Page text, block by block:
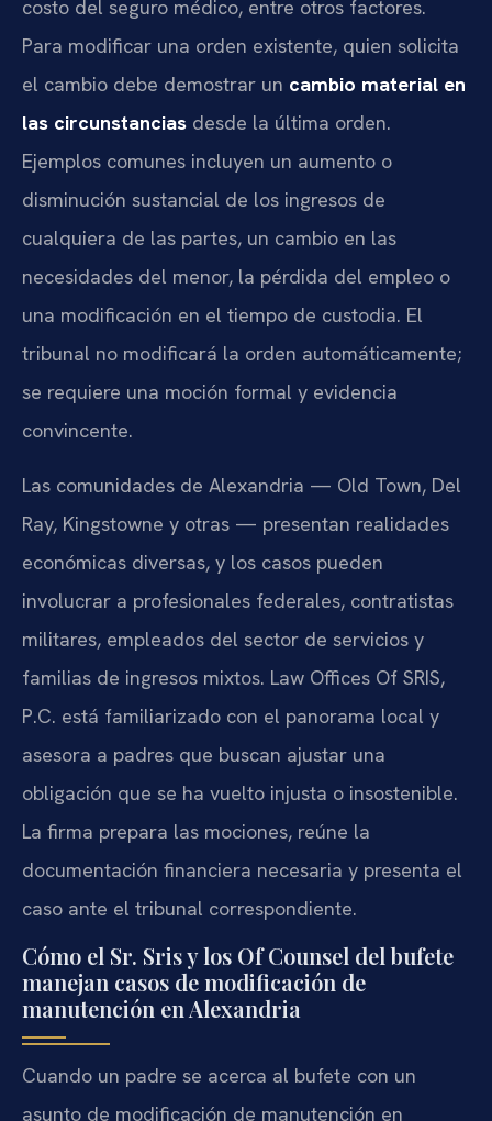
costo del seguro médico, entre otros factores.
Para modificar una orden existente, quien solicita
el cambio debe demostrar un cambio material en
las circunstancias desde la última orden.
Ejemplos comunes incluyen un aumento o
disminución sustancial de los ingresos de
cualquiera de las partes, un cambio en las
necesidades del menor, la pérdida del empleo o
una modificación en el tiempo de custodia. El
tribunal no modificará la orden automáticamente;
se requiere una moción formal y evidencia
convincente.
Las comunidades de Alexandria — Old Town, Del
Ray, Kingstowne y otras — presentan realidades
económicas diversas, y los casos pueden
involucrar a profesionales federales, contratistas
militares, empleados del sector de servicios y
familias de ingresos mixtos. Law Offices Of SRIS,
P.C. está familiarizado con el panorama local y
asesora a padres que buscan ajustar una
obligación que se ha vuelto injusta o insostenible.
La firma prepara las mociones, reúne la
documentación financiera necesaria y presenta el
caso ante el tribunal correspondiente.
Cómo el Sr. Sris y los Of Counsel del bufete
manejan casos de modificación de
manutención en Alexandria
Cuando un padre se acerca al bufete con un
asunto de modificación de manutención en